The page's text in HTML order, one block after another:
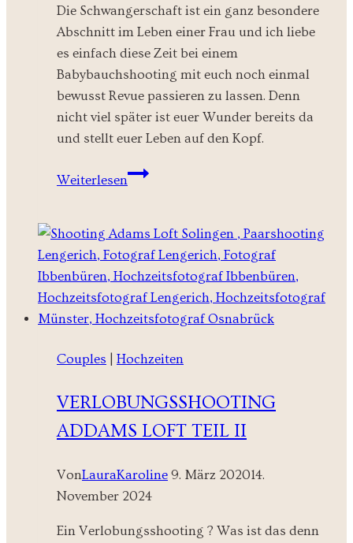
Die Schwangerschaft ist ein ganz besondere
Abschnitt im Leben einer Frau und ich liebe
es einfach diese Zeit bei einem
Babybauchshooting mit euch noch einmal
bewusst Revue passieren zu lassen. Denn
nicht viel später ist euer Wunder bereits da
und stellt euer Leben auf den Kopf.
Weiterlesen
Euer
Couples Hochzeiten
VERLOBUNGSSHOOTING
ADDAMS LOFT TEIL II
VonLauraKaroline 9. März 202014.
November 2024
Ein Verlobungsshooting ? Was ist das denn